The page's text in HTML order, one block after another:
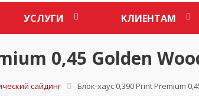
УСЛУГИ КЛИЕНТАМ
0,45 Golden
сайдинг Блок-хаус 0,390 Print Premium